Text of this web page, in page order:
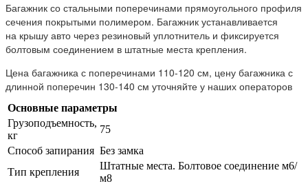
Багажник со стальными поперечинами прямоугольного профиля
сечения покрытыми полимером. Багажник устанавливается
на крышу авто через резиновый уплотнитель и фиксируется
болтовым соединением в штатные места крепления.
Цена багажника с поперечинами 110-120 см, цену багажника с
длинной поперечин 130-140 см уточняйте у наших операторов
Основные параметры
Грузоподъемность,
кг
75
Способ запирания Без замка
Тип крепления
Штатные места. Болтовое соединение м6/
м8